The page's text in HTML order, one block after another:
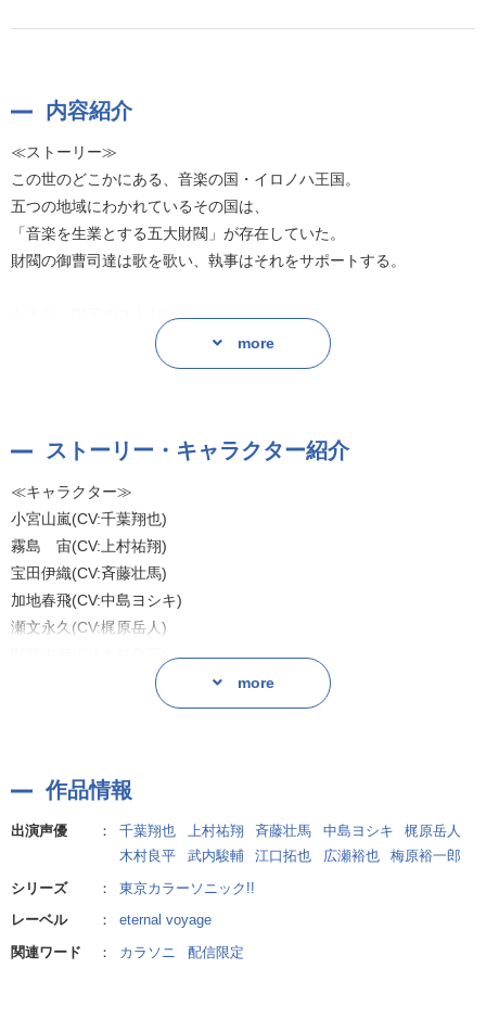
内容紹介
≪ストーリー≫
この世のどこかにある、音楽の国・イロノハ王国。
五つの地域にわかれているその国は、
「音楽を生業とする五大財閥」が存在していた。
財閥の御曹司達は歌を歌い、執事はそれをサポートする。
ある日、国王のユキヤは
「五大財閥の中から、イロノハ王国で最も優秀な財閥を決定する」
陛下が仕掛けたありとあらゆる試験を
—— これは、御曹司と執事のバディが織りなす、
財閥の名を背負ったバトルである!
※こちらは「東京カラーソニック!!」のエイプリルフール企画を
元にしたドラマとなります。本編とは異なる設定になりますのでご
more
ストーリー・キャラクター紹介
≪キャラクター≫
小宮山嵐(CV:千葉翔也)
霧島 宙(CV:上村祐翔)
宝田伊織(CV:斉藤壮馬)
加地春飛(CV:中島ヨシキ)
瀬文永久(CV:梶原岳人)
倉橋海吏(CV:武内駿輔)
高槻神楽(CV:江口拓也)
more
作品情報
出演声優 ： 千葉翔也 上村祐翔 斉藤壮馬 中島ヨシキ
梶原岳人
木村良平
武内駿輔 江口拓也 広瀬裕也
梅原裕一郎
シリーズ
：
東京カラーソニック!!
レーベル
：
eternal voyage
関連ワード
： カラソニ 配信限定